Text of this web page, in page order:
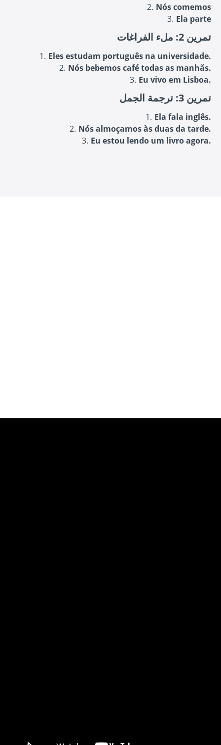
Nós comemos
Ela parte
تمرين 2: ملء الفراغات
Eles estudam português na universidade.
Nós bebemos café todas as manhãs.
Eu vivo em Lisboa.
تمرين 3: ترجمة الجمل
Ela fala inglês.
Nós almoçamos às duas da tarde.
Eu estou lendo um livro agora.